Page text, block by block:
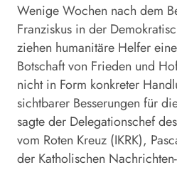
Wenige Wochen nach dem
Franziskus in der
ziehen humanitäre Helfer
Botschaft von Frieden und
nicht in Form konkreter
sichtbarer Besserungen für
sagte der Delegationschef
vom Roten Kreuz (IKRK),
der Katholischen